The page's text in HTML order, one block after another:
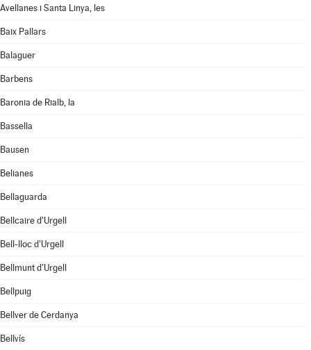
Avellanes i Santa Linya, les
Baix Pallars
Balaguer
Barbens
Baronia de Rialb, la
Bassella
Bausen
Belianes
Bellaguarda
Bellcaire d'Urgell
Bell-lloc d'Urgell
Bellmunt d'Urgell
Bellpuig
Bellver de Cerdanya
Bellvís